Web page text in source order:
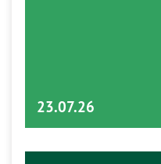
23.07.26